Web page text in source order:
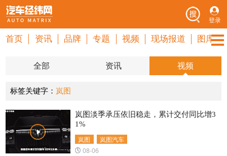
登录
首页 资讯 品牌 专题 视频 现场报道 图库
全部 资讯 视频
标签关键字： 岚图
岚图 岚图汽车
岚图淡季承压依旧稳走，累计交付同比增3
1%
08-06